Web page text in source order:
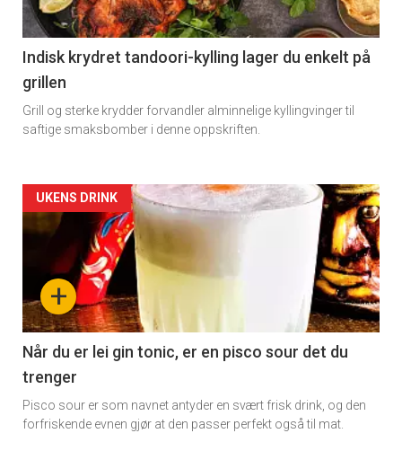
section
11
Indisk krydret tandoori-kylling lager du enkelt på
grillen
Grill og sterke krydder forvandler alminnelige kyllingvinger til
saftige smaksbomber i denne oppskriften.
Artikler
detail
section
11
Dagens
rett
+
UKENS DRINK
Når du er lei gin tonic, er en pisco sour det du
trenger
Pisco sour er som navnet antyder en svært frisk drink, og den
forfriskende evnen gjør at den passer perfekt også til mat.